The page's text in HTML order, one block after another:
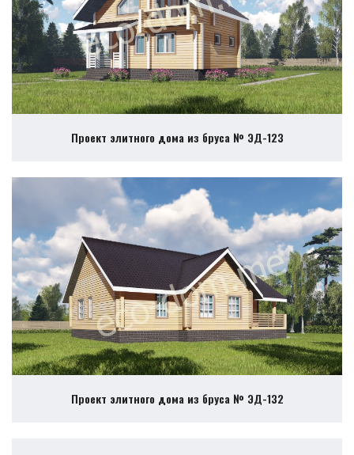
Проект элитного дома из бруса № ЭД-123
Проект элитного дома из бруса № ЭД-132